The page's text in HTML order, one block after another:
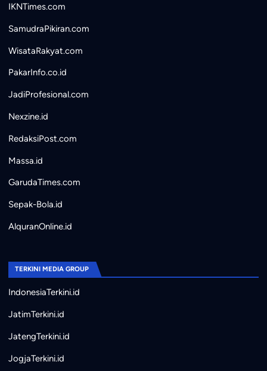
IKNTimes.com
SamudraPikiran.com
WisataRakyat.com
PakarInfo.co.id
JadiProfesional.com
Nexzine.id
RedaksiPost.com
Massa.id
GarudaTimes.com
Sepak-Bola.id
AlquranOnline.id
TERKINI MEDIA GROUP
IndonesiaTerkini.id
JatimTerkini.id
JatengTerkini.id
JogjaTerkini.id